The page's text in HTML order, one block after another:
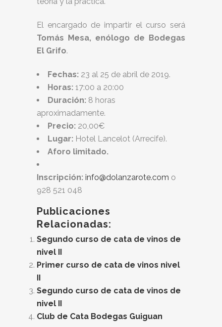
El encargado de impartir el curso será
Tomás Mesa, enólogo de Bodegas
El Grifo.
Fechas: 23 al 25 de abril de 2019.
Horas: 17:00 a 20:00
Duración: 8 horas
aproximadamente.
Precio: 20,00€
Lugar: Hotel Lancelot (Arrecife).
Aforo limitado.
Inscripción: info@dolanzarote.com o
928 521 048
Publicaciones
Relacionadas:
Segundo curso de cata de vinos de
nivel II
Primer curso de cata de vinos nivel
II
Segundo curso de cata de vinos de
nivel II
Club de Cata Bodegas Guiguan